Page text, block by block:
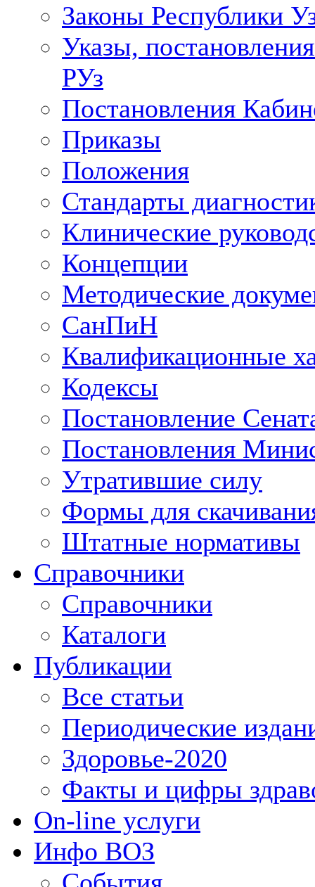
Законы Республики
Указы,
РУз
Постановления
Приказы
Положения
Стандарты
Клинические
Концепции
Методические
СанПиН
Квалификационные
Кодексы
Постановление
Постановления
Утратившие силу
Формы для
Штатные нормативы
Справочники
Справочники
Каталоги
Публикации
Все статьи
Периодические
Здоровье-2020
Факты и цифры
On-line услуги
Инфо ВОЗ